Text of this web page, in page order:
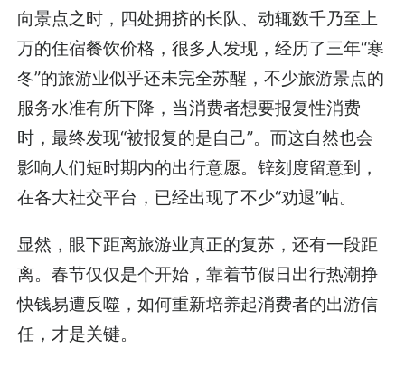
向景点之时，四处拥挤的长队、动辄数千乃至上
万的住宿餐饮价格，很多人发现，经历了三年“寒
冬”的旅游业似乎还未完全苏醒，不少旅游景点的
服务水准有所下降，当消费者想要报复性消费
时，最终发现“被报复的是自己”。而这自然也会
影响人们短时期内的出行意愿。锌刻度留意到，
在各大社交平台，已经出现了不少“劝退”帖。
显然，眼下距离旅游业真正的复苏，还有一段距
离。春节仅仅是个开始，靠着节假日出行热潮挣
快钱易遭反噬，如何重新培养起消费者的出游信
任，才是关键。